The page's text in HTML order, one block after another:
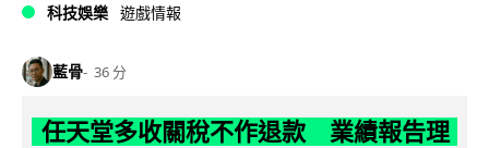
科技娛樂 遊戲情報
藍骨 36 分
任天堂多收關稅不作退款 業績報告理